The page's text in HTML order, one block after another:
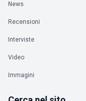
News
Recensioni
Interviste
Video
Immagini